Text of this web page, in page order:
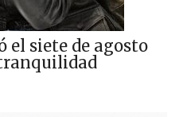
el siete de agosto